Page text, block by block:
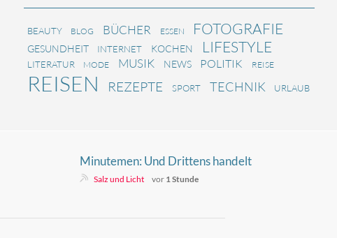
BEAUTY BLOG BÜCHER ESSEN FOTOGRAFIE
GESUNDHEIT INTERNET KOCHEN LIFESTYLE
LITERATUR MODE MUSIK NEWS POLITIK REISE
REISEN REZEPTE SPORT TECHNIK URLAUB
Minutemen: Und Drittens handelt
es sich bei dem Kodex eher um
Salz und Licht vor 1 Stunde